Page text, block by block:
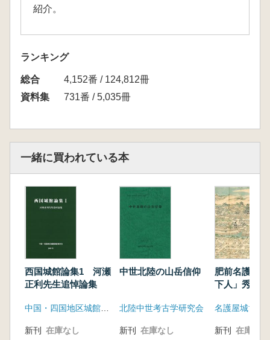
紹介。
ランキング
総合
4,152番 / 124,812冊
資料集
731番 / 5,035冊
一緒に買われている本
西国城館論集1 河瀬
正利先生追悼論集
新刊 在庫なし
中世北陸の山岳信仰
北陸中世考古学研究会
新刊 在庫なし
肥前名護屋
下人」秀吉
名護屋城博物
新刊 在庫なし